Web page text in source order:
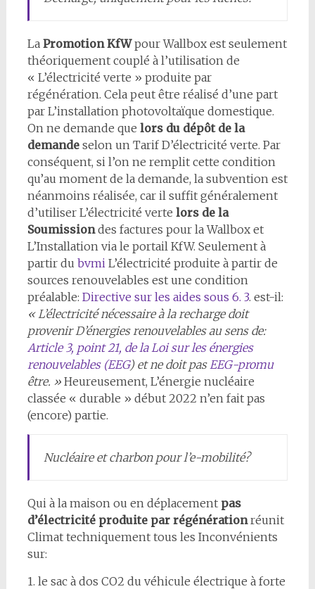
La Promotion KfWpour Wallbox est seulement
théoriquement couplé à l’utilisation de
« L’électricité verte » produite par
régénération. Cela peut être réalisé d’une part
par L’installation photovoltaïque domestique.
On ne demande que lors du dépôt de la
demandeselon un Tarif D’électricité verte. Par
conséquent, si l’on ne remplit cette condition
qu’au moment de la demande, la subvention est
néanmoins réalisée, car il suffit généralement
d’utiliser L’électricité verte lors de la
Soumissiondes factures pour la Wallbox et
L’Installation via le portail KfW. Seulement à
partir du bvmi L’électricité produite à partir de
sources renouvelables est une condition
préalable: Directive sur les aides sous 6. 3. est-il:
« L’électricité nécessaire à la recharge doit
provenir D’énergies renouvelables au sens de:
Article 3, point 21, de la Loi sur les énergies
renouvelables (EEG) et ne doit pas EEG-promu
être. »Heureusement, L’énergie nucléaire
classée « durable » début 2022 n’en fait pas
(encore) partie.
Nucléaire et charbon pour l’e-mobilité?
Qui à la maison ou en déplacementpas
d’électricité produite par régénérationréunit
Climat techniquement tous les Inconvénients
sur:
1. le sac à dos CO2 du véhicule électrique à forte